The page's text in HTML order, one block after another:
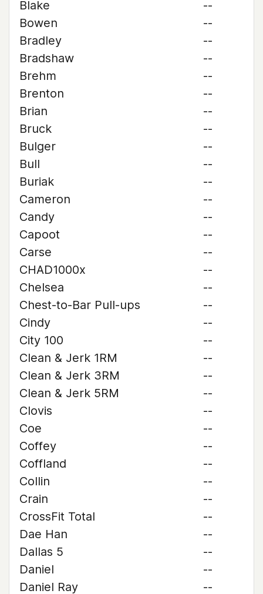
Blake
--
Bowen
--
Bradley
--
Bradshaw
--
Brehm
--
Brenton
--
Brian
--
Bruck
--
Bulger
--
Bull
--
Buriak
--
Cameron
--
Candy
--
Capoot
--
Carse
--
CHAD1000x
--
Chelsea
--
Chest-to-Bar Pull-ups
--
Cindy
--
City 100
--
Clean & Jerk 1RM
--
Clean & Jerk 3RM
--
Clean & Jerk 5RM
--
Clovis
--
Coe
--
Coffey
--
Coffland
--
Collin
--
Crain
--
CrossFit Total
--
Dae Han
--
Dallas 5
--
Daniel
--
Daniel Ray
--